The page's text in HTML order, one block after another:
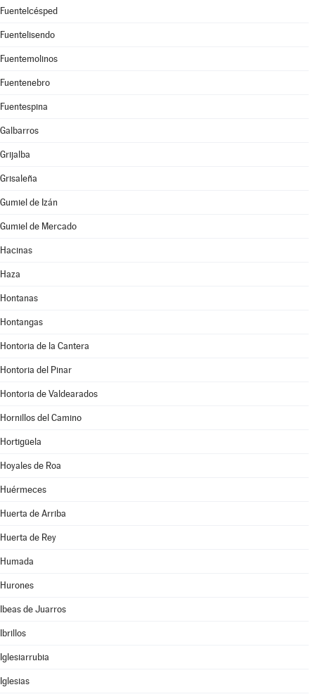
Fuentelcésped
Fuentelisendo
Fuentemolinos
Fuentenebro
Fuentespina
Galbarros
Grijalba
Grisaleña
Gumiel de Izán
Gumiel de Mercado
Hacinas
Haza
Hontanas
Hontangas
Hontoria de la Cantera
Hontoria del Pinar
Hontoria de Valdearados
Hornillos del Camino
Hortigüela
Hoyales de Roa
Huérmeces
Huerta de Arriba
Huerta de Rey
Humada
Hurones
Ibeas de Juarros
Ibrillos
Iglesiarrubia
Iglesias